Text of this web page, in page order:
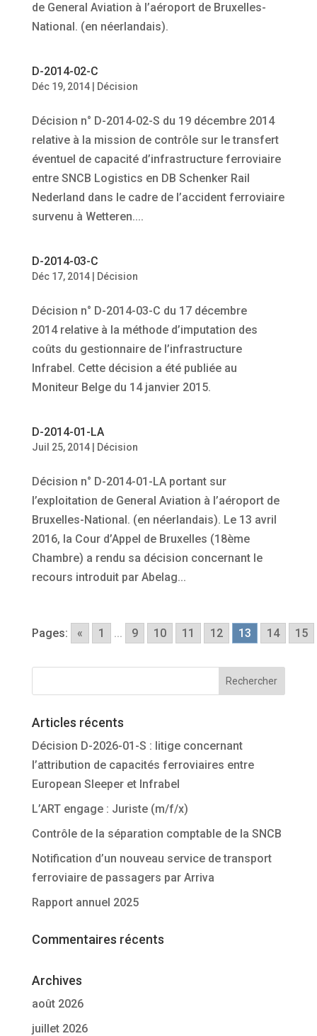
de General Aviation à l’aéroport de Bruxelles-
National. (en néerlandais).
D-2014-02-C
Déc 19, 2014| Décision
Décision n° D-2014-02-S du 19 décembre 2014
relative à la mission de contrôle sur le transfert
éventuel de capacité d’infrastructure ferroviaire
entre SNCB Logistics en DB Schenker Rail
Nederland dans le cadre de l’accident ferroviaire
survenu à Wetteren....
D-2014-03-C
Déc 17, 2014| Décision
Décision n° D-2014-03-C du 17 décembre
2014 relative à la méthode d’imputation des
coûts du gestionnaire de l’infrastructure
Infrabel. Cette décision a été publiée au
Moniteur Belge du 14 janvier 2015.
D-2014-01-LA
Juil 25, 2014| Décision
Décision n° D-2014-01-LA portant sur
l’exploitation de General Aviation à l’aéroport de
Bruxelles-National. (en néerlandais). Le 13 avril
2016, la Cour d’Appel de Bruxelles (18ème
Chambre) a rendu sa décision concernant le
recours introduit par Abelag...
Pages: « 1 ... 9 10 11 12 13 14 15
Articles récents
Décision D-2026-01-S : litige concernant
l’attribution de capacités ferroviaires entre
European Sleeper et Infrabel
L’ART engage : Juriste (m/f/x)
Contrôle de la séparation comptable de la SNCB
Notification d’un nouveau service de transport
ferroviaire de passagers par Arriva
Rapport annuel 2025
Commentaires récents
Archives
août 2026
juillet 2026